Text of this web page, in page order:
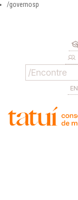
/governosp
EN